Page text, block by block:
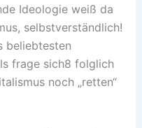
Ideologie weiß da
selbstverständlich!
beliebtesten
frage sich8 folglich
noch „retten“